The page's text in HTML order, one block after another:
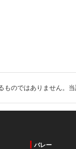
ものではありません。
バレー